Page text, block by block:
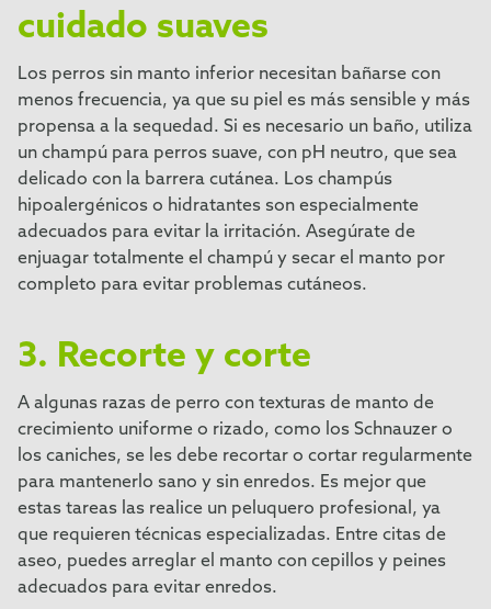
cuidado suaves
Los perros sin manto inferior necesitan bañarse con
menos frecuencia, ya que su piel es más sensible y más
propensa a la sequedad. Si es necesario un baño, utiliza
un champú para perros suave, con pH neutro, que sea
delicado con la barrera cutánea. Los champús
hipoalergénicos o hidratantes son especialmente
adecuados para evitar la irritación. Asegúrate de
enjuagar totalmente el champú y secar el manto por
completo para evitar problemas cutáneos.
3. Recorte y corte
A algunas razas de perro con texturas de manto de
crecimiento uniforme o rizado, como los Schnauzer o
los caniches, se les debe recortar o cortar regularmente
para mantenerlo sano y sin enredos. Es mejor que
estas tareas las realice un peluquero profesional, ya
que requieren técnicas especializadas. Entre citas de
aseo, puedes arreglar el manto con cepillos y peines
adecuados para evitar enredos.